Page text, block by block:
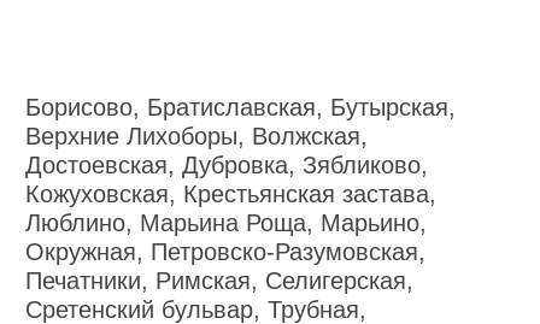
Борисово, Братиславская, Бутырская,
Верхние Лихоборы, Волжская,
Достоевская, Дубровка, Зябликово,
Кожуховская, Крестьянская застава,
Люблино, Марьина Роща, Марьино,
Окружная, Петровско-Разумовская,
Печатники, Римская, Селигерская,
Сретенский бульвар, Трубная,